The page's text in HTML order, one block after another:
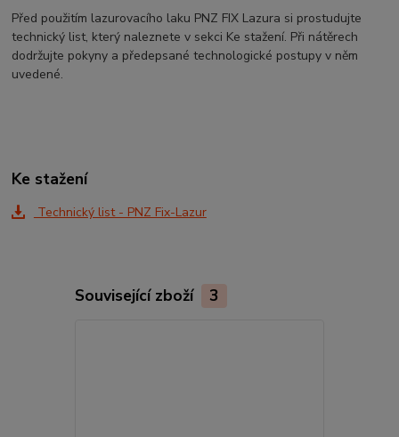
Před použitím lazurovacího laku PNZ FIX Lazura si prostudujte
technický list, který naleznete v sekci Ke stažení. Při nátěrech
dodržujte pokyny a předepsané technologické postupy v něm
uvedené.
Ke stažení
Technický list - PNZ Fix-Lazur
Související zboží 3